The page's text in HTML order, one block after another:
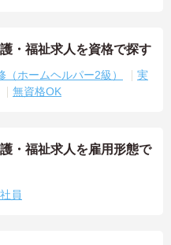
・福祉求人を資格で探す
ホームヘルパー2級）
実
無資格OK
・福祉求人を雇用形態で
員